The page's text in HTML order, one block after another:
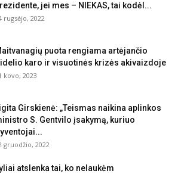
jei mes – NIEKAS, tai kodėl...
rugsėjo, 2022
puota rengiama artėjančio
karo ir visuotinės krizės akivaizdoje
kovo, 2023
Girskienė: „Teismas naikina aplinkos
S. Gentvilo įsakymą, kuriuo
gruodžio, 2022
atslenka tai, ko nelaukėm